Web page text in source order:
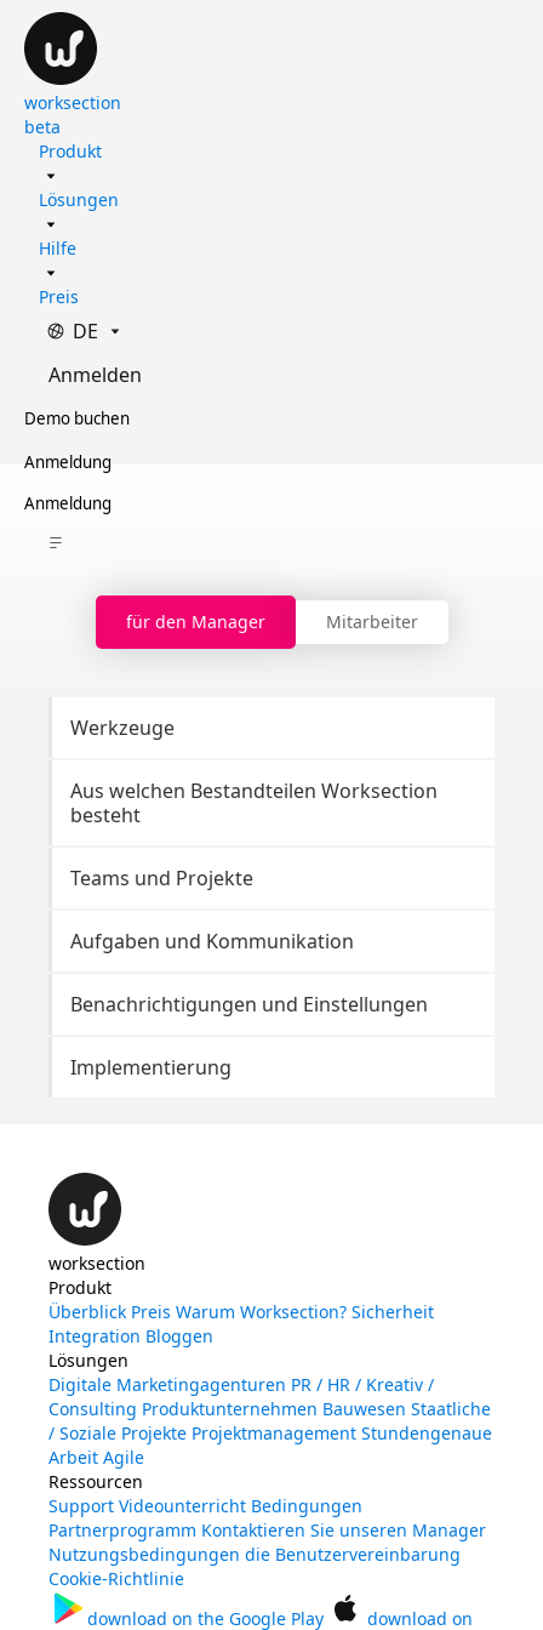
worksection
beta
Produkt
Lösungen
Hilfe
Preis
DE
Anmelden
Demo buchen
Anmeldung
Anmeldung
für den Manager Mitarbeiter
Werkzeuge
Aus welchen Bestandteilen Worksection
besteht
Teams und Projekte
Aufgaben und Kommunikation
Benachrichtigungen und Einstellungen
Implementierung
worksection
Produkt
Überblick Preis Warum Worksection? Sicherheit
Integration Bloggen
Lösungen
Digitale Marketingagenturen PR / HR / Kreativ /
Consulting Produktunternehmen Bauwesen Staatliche
/ Soziale Projekte Projektmanagement Stundengenaue
Arbeit Agile
Ressourcen
Support Videounterricht Bedingungen
Partnerprogramm Kontaktieren Sie unseren Manager
Nutzungsbedingungen die Benutzervereinbarung
Cookie-Richtlinie
download on the Google Play download on